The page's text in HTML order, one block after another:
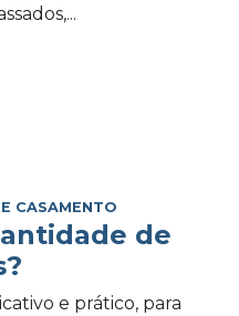
CASAMENTO
de
e prático, para